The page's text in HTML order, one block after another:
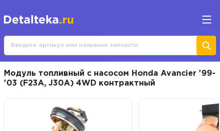
Модуль топливный с насосом Honda Avancier '99-
'03 (F23A, J30A) 4WD контрактный